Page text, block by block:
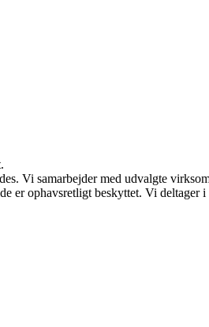
Vi samarbejder med udvalgte
er ophavsretligt beskyttet. Vi